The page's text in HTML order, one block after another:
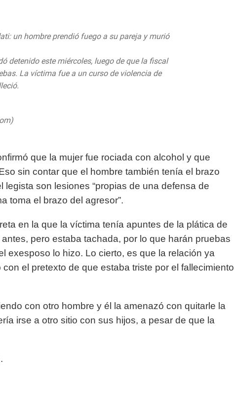
un hombre prendió fuego a su pareja y murió
detenido este miércoles, luego de que la fiscal
La víctima fue a un curso de violencia de
que la mujer fue rociada con alcohol y que
sin contar que el hombre también tenía el brazo
son lesiones “propias de una defensa de
toma el brazo del agresor”.
en la que la víctima tenía apuntes de la plática de
pero estaba tachada, por lo que harán pruebas
exesposo lo hizo. Lo cierto, es que la relación ya
el pretexto de que estaba triste por el fallecimiento
con otro hombre y él la amenazó con quitarle la
irse a otro sitio con sus hijos, a pesar de que la